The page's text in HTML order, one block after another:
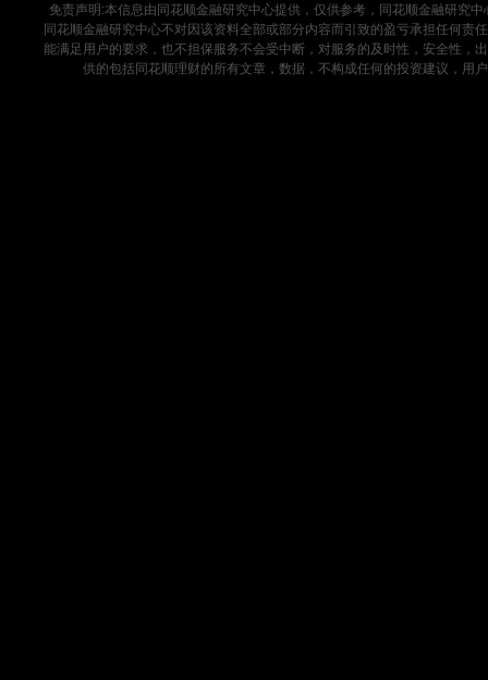
免责声明:本信息由同花顺金融研究中心提供，仅供参考，同花顺金融研究
同花顺金融研究中心不对因该资料全部或部分内容而引致的盈亏承担任何
能满足用户的要求，也不担保服务不会受中断，对服务的及时性，安全性，
供的包括同花顺理财的所有文章，数据，不构成任何的投资建议，用